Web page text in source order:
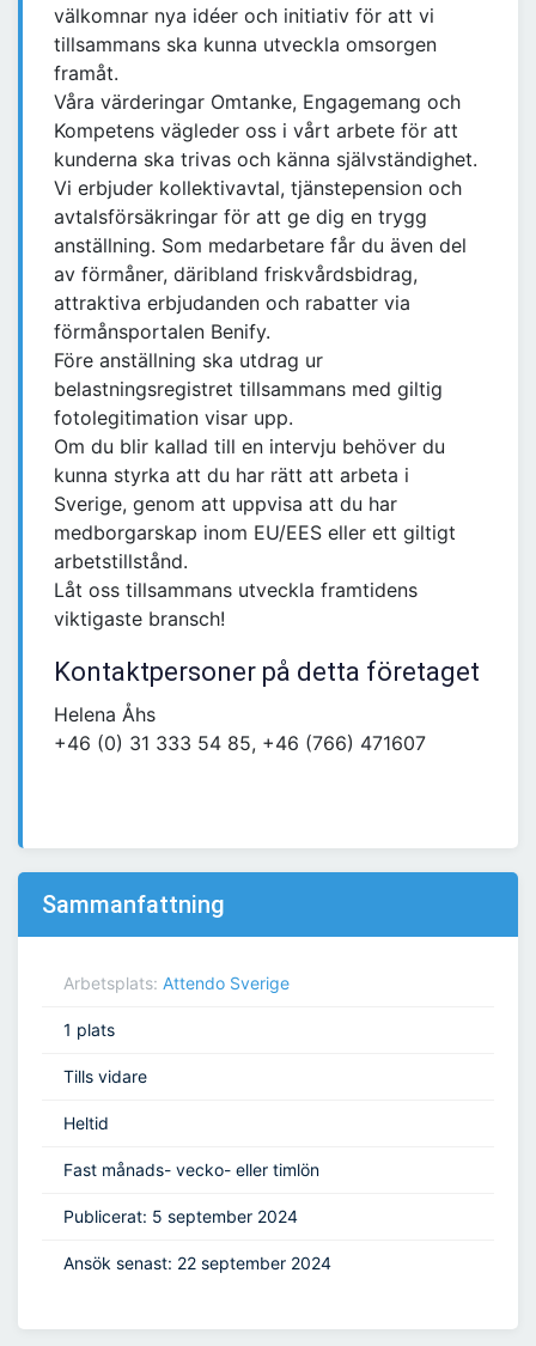
välkomnar nya idéer och initiativ för att vi
tillsammans ska kunna utveckla omsorgen
framåt.
Våra värderingar Omtanke, Engagemang och
Kompetens vägleder oss i vårt arbete för att
kunderna ska trivas och känna självständighet.
Vi erbjuder kollektivavtal, tjänstepension och
avtalsförsäkringar för att ge dig en trygg
anställning. Som medarbetare får du även del
av förmåner, däribland friskvårdsbidrag,
attraktiva erbjudanden och rabatter via
förmånsportalen Benify.
Före anställning ska utdrag ur
belastningsregistret tillsammans med giltig
fotolegitimation visar upp.
Om du blir kallad till en intervju behöver du
kunna styrka att du har rätt att arbeta i
Sverige, genom att uppvisa att du har
medborgarskap inom EU/EES eller ett giltigt
arbetstillstånd.
Låt oss tillsammans utveckla framtidens
viktigaste bransch!
Kontaktpersoner på detta företaget
Helena Åhs
+46 (0) 31 333 54 85, +46 (766) 471607
Sammanfattning
Arbetsplats: Attendo Sverige
1 plats
Tills vidare
Heltid
Fast månads- vecko- eller timlön
Publicerat: 5 september 2024
Ansök senast: 22 september 2024